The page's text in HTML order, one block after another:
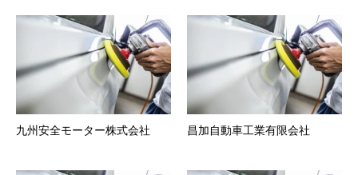
九州安全モーター株式会社 昌加自動車工業有限会社